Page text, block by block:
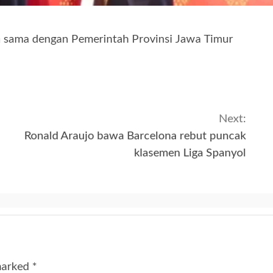
dengan Pemerintah Provinsi Jawa Timur
Next:
Ronald Araujo bawa Barcelona rebut puncak
klasemen Liga Spanyol
*